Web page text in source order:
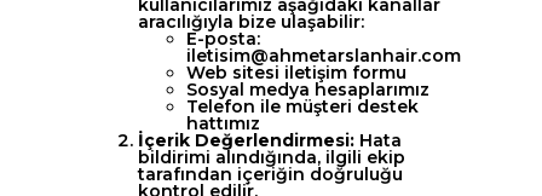
kullanıcılarımız aşağıdaki kanallar
aracılığıyla bize ulaşabilir:
E-posta:
iletisim@ahmetarslanhair.com
Web sitesi iletişim formu
Sosyal medya hesaplarımız
Telefon ile müşteri destek
hattımız
İçerik Değerlendirmesi: Hata
bildirimi alındığında, ilgili ekip
tarafından içeriğin doğruluğu
kontrol edilir.